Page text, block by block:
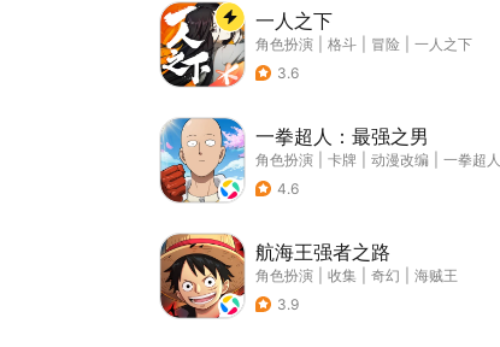
一人之下
角色扮演 格斗 冒险
一人之下
3.6
一拳超人：最强之男
角色扮演 卡牌 动漫改编
一拳超人
4.6
航海王强者之路
角色扮演 收集 奇幻
海贼王
3.9